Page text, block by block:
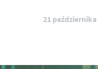
21 października